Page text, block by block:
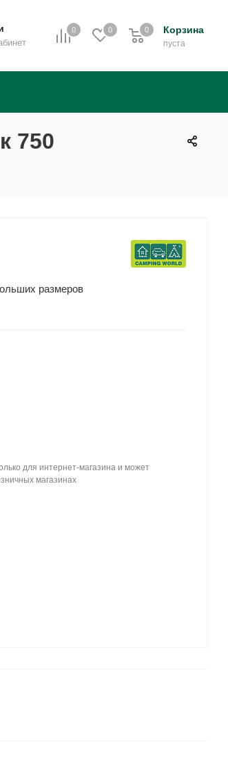
0 0 Корзина
0
пуста
0
750
размеров
для интернет-магазина и может
магазинах